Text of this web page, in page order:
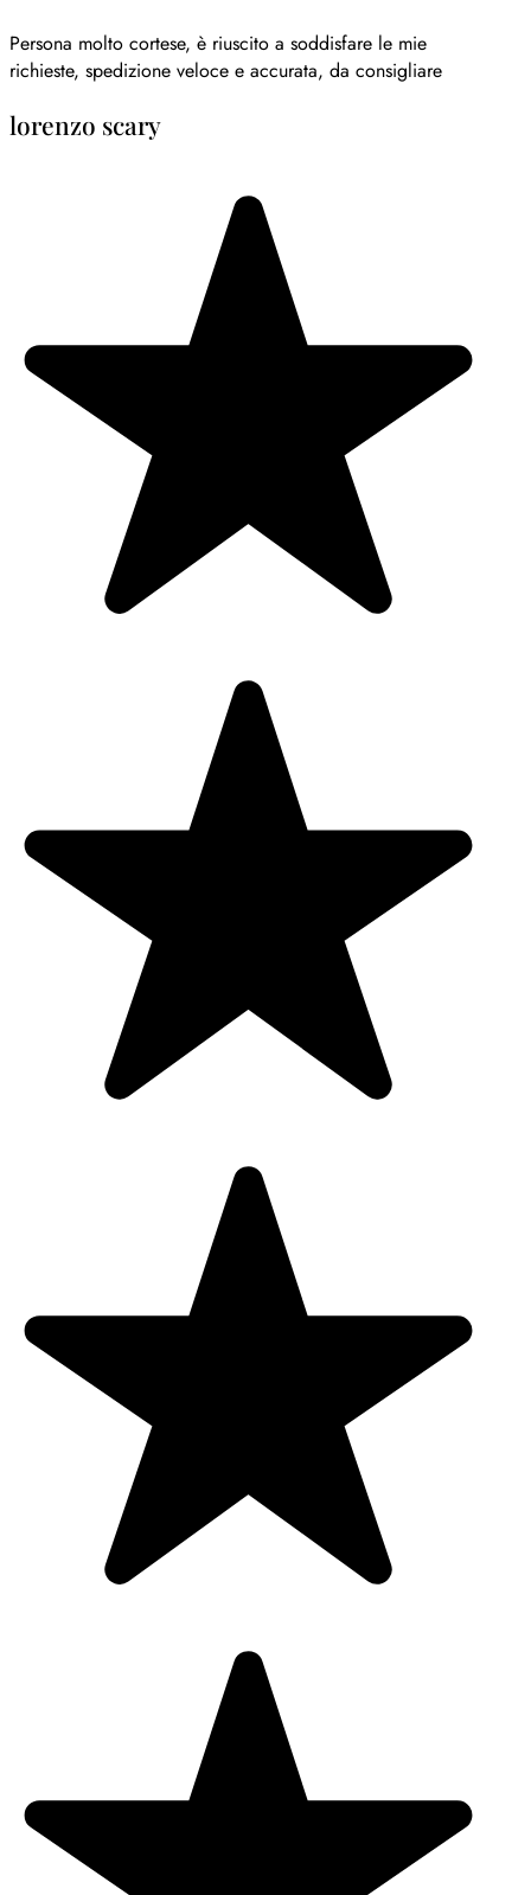
Persona molto cortese, è riuscito a soddisfare le mie
richieste, spedizione veloce e accurata, da consigliare
lorenzo scary